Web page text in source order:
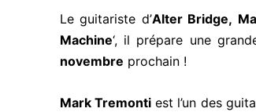
Le guitariste d’Alter Bridge,
Machine‘, il prépare une
novembre prochain !
Mark Tremonti est l’un des